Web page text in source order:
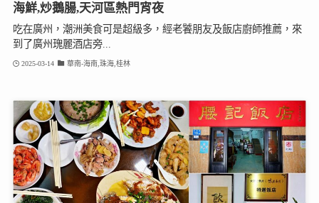
海鮮,炒鵝腸,天河區熱門宵夜
吃在廣州，潮洲美食可是超級多，經老饕朋友及飯店廚師推薦，來
到了廣州瑰麗酒店旁...
2025-03-14 華南-海南,珠海,桂林